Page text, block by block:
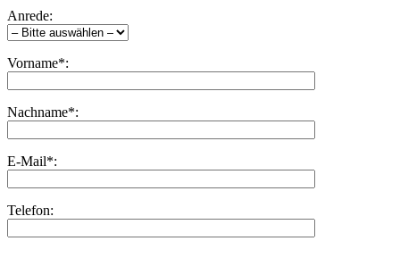
Anrede:
Vorname*:
Nachname*:
E-Mail*:
Telefon: